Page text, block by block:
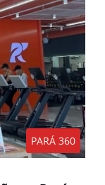
PARÁ 360